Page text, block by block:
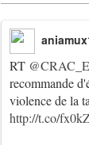
RT
recommande
violence de la
http://t.co/